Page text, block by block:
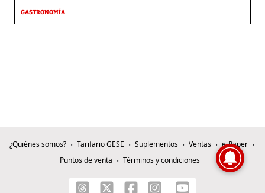
GASTRONOMÍA
¿Quiénes somos? Tarifario GESE Suplementos Ventas
e-Paper
Puntos de venta
Términos y condiciones